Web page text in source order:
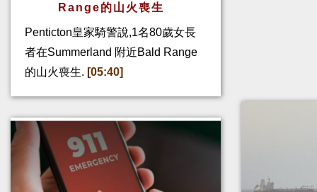
Range的山火喪生
Penticton皇家騎警說,1名80歲女長
者在Summerland 附近Bald Range
的山火喪生. [05:40]